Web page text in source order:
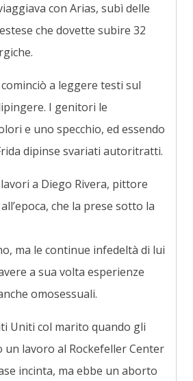
con Arias, subì delle
che dovette subire 32
a leggere testi sul
I genitori le
e uno specchio, ed essendo
dipinse svariati autoritratti.
a Diego Rivera, pittore
che la prese sotto la
ma le continue infedeltà di lui
a sua volta esperienze
omosessuali.
Uniti col marito quando gli
un lavoro al Rockefeller Center
incinta, ma ebbe un aborto